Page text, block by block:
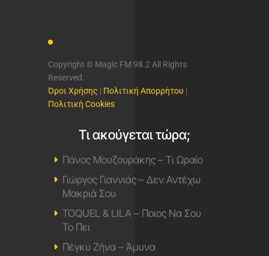
Copyright © Magic FM 98.2 All Rights
Reserved.
Όροι Χρήσης | Πολιτική Απορρήτου |
Πολιτική Cookies
Τι ακούγεται τώρα;
Πάνος Μουζουράκης – Τι Ωραίο
Γιώργος Γιαννιάς – Δεν Αντέχω
Μακριά Σου
TOQUEL & LILA – Ποιος Να Σου
Το Πει
Πέγκυ Ζήνα – Άμυνα